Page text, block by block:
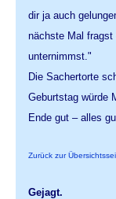
dir ja auch
nächste Mal fragst
unternimmst."
Die Sachertorte
Geburtstag würde
Ende gut – alles
Zurück zur
Gejagt.